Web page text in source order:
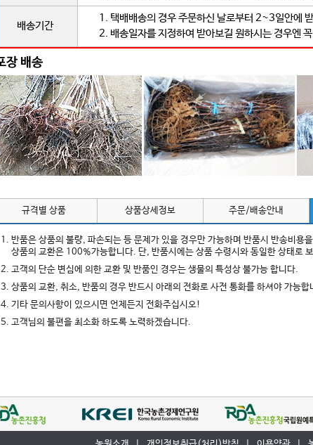
배송기간
1. 택배배송의 경우 주문하신 날로부터 2~3일안에
2. 배송일자를 지정하여 받아보길 원하시는 경우엔
규격별 상품 상품상세정보 주문/배송안내
1. 반품은 상품의 불량, 파손되는 등 문제가 있을 경우만 가능하며 반품시 반송비용
상품의 교환은 100%가능합니다. 단, 반품시에는 상품 수령시와 동일한 상태로
2. 고객의 단순 변심에 의한 교환 및 반품인 경우는 생물의 특성상 불가능 합니다.
3. 상품의 교환, 취소, 반품의 경우 반드시 아래의 전화로 사전 통화를 하셔야 가능합
4. 기타 문의사항이 있으시면 언제든지 전화주십시오!
5. 고객님의 불편을 최소화 하도록 노력하겠습니다.